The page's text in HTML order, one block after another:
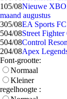
105/08Nieuwe
maand augustus
305/08EA Sports
504/08Street
504/08Control
204/08Apex
Font-grootte:
Normaal
Kleiner
regelhoogte :